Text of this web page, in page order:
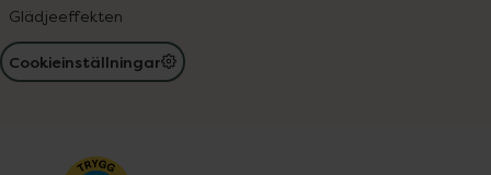
Glädjeeffekten
Cookieinställningar